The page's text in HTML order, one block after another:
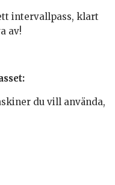
intervallpass, klart
av!
du vill använda,